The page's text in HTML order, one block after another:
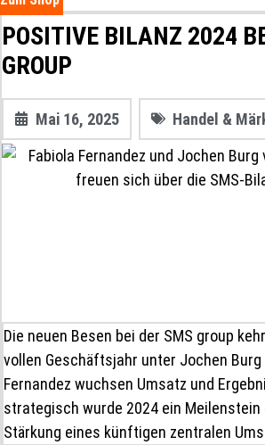
POSITIVE BILANZ 2024
GROUP
Mai 16, 2025 Handel &
Die neuen Besen bei der SMS group
vollen Geschäftsjahr unter Jochen Burg
Fernandez wuchsen Umsatz und
strategisch wurde 2024 ein
Stärkung eines künftigen zentralen